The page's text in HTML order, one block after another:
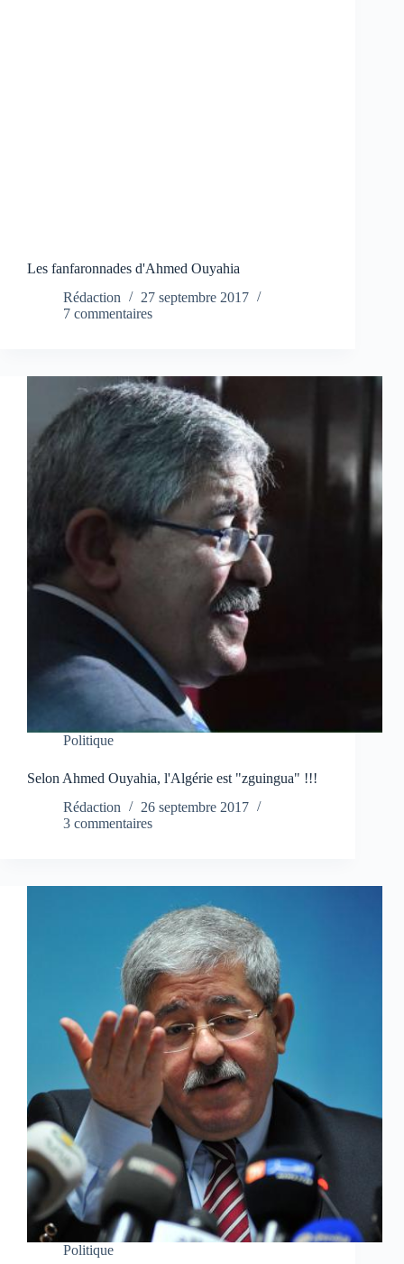
Les fanfaronnades d'Ahmed Ouyahia
Rédaction
27 septembre 2017
7 commentaires
Politique
Selon Ahmed Ouyahia, l'Algérie est "zguingua" !!!
Rédaction
26 septembre 2017
3 commentaires
Politique